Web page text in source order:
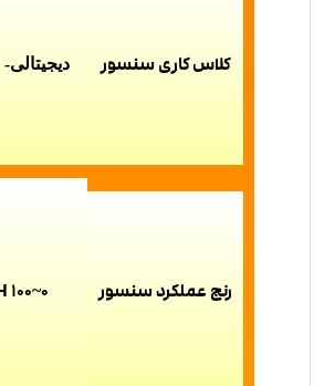
کلاس کاری سنسور
رنج عملکرد سنسور 0~100 RH